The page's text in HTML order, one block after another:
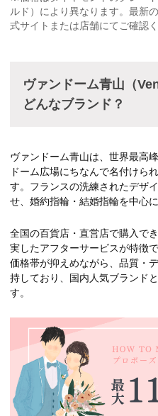
ルド）により異なります。最新
式サイトまたは店舗にてご確認く
ヴァンドーム青山（
どんなブランド？
ヴァンドーム青山は、世界最高
ドーム広場にちなんで名付けら
す。フランスの洗練されたデザ
せ、婚約指輪・結婚指輪を中心
全国の百貨店・直営店で購入で
実したアフターサービスが特徴
価格帯が抑えめながら、品質・
持しており、国内人気ブランド
す。